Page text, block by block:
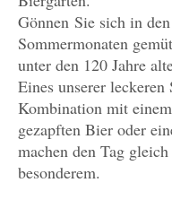
Gönnen Sie sich in den
Sommermonaten
unter den 120 Jahre
Eines unserer leckeren
Kombination mit
gezapften Bier oder
machen den Tag
besonderem.